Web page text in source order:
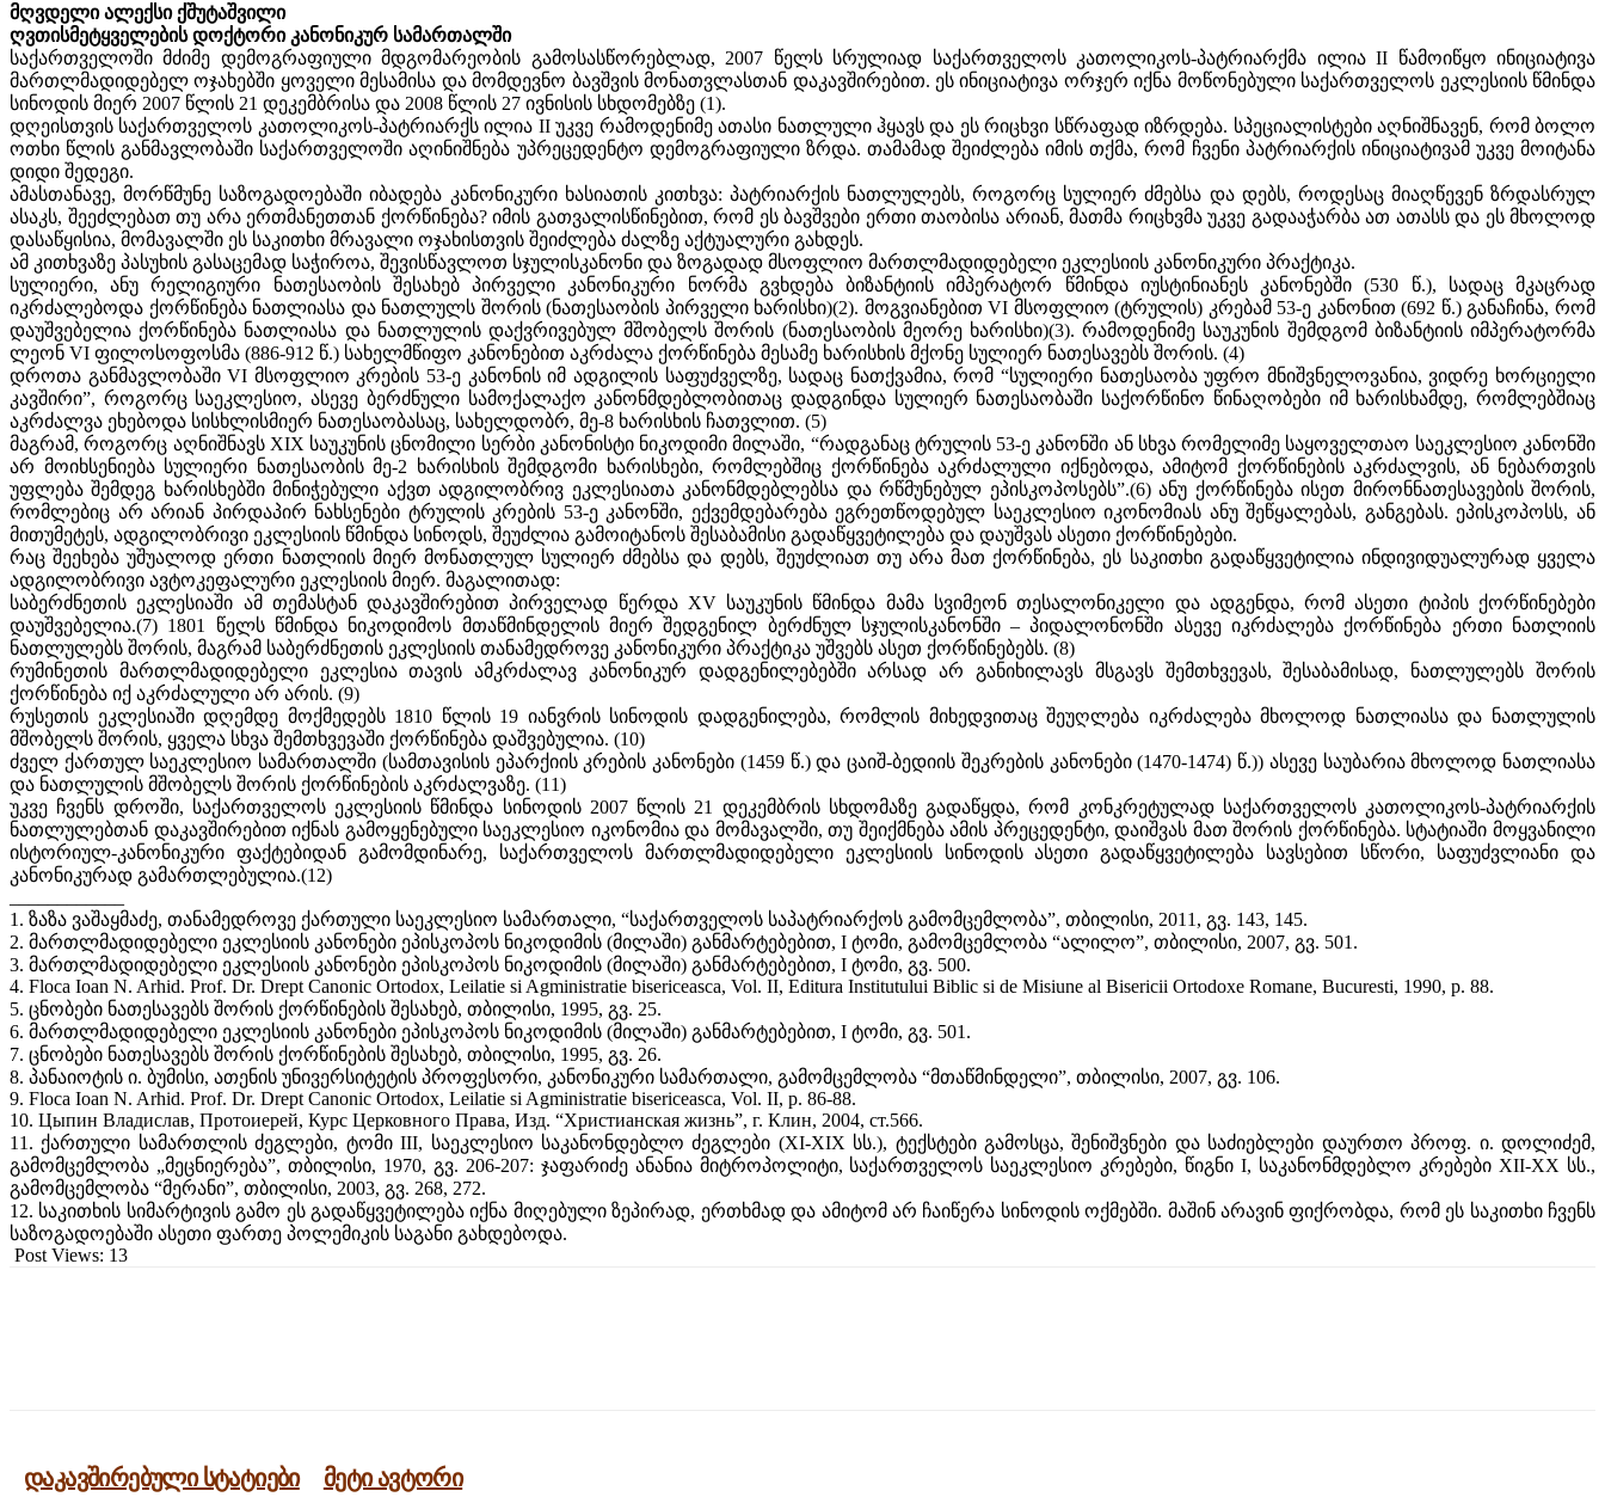
მღვდელი ალექსი ქშუტაშვილი
ღვთისმეტყველების დოქტორი კანონიკურ სამართალში
საქართველოში მძიმე დემოგრაფიული მდგომარეობის გამოსასწორებლად, 2007 წელს სრულიად საქართველოს კათოლიკოს-პატრიარქმა ილია II წამოიწყო ინიციატივა
მართლმადიდებელ ოჯახებში ყოველი მესამისა და მომდევნო ბავშვის მონათვლასთან დაკავშირებით. ეს ინიციატივა ორჯერ იქნა მოწონებული საქართველოს ეკლესიის წმინდა
სინოდის მიერ 2007 წლის 21 დეკემბრისა და 2008 წლის 27 ივნისის სხდომებზე (1).
დღეისთვის საქართველოს კათოლიკოს-პატრიარქს ილია II უკვე რამოდენიმე ათასი ნათლული ჰყავს და ეს რიცხვი სწრაფად იზრდება. სპეციალისტები აღნიშნავენ, რომ ბოლო
ოთხი წლის განმავლობაში საქართველოში აღინიშნება უპრეცედენტო დემოგრაფიული ზრდა. თამამად შეიძლება იმის თქმა, რომ ჩვენი პატრიარქის ინიციატივამ უკვე მოიტანა
დიდი შედეგი.
ამასთანავე, მორწმუნე საზოგადოებაში იბადება კანონიკური ხასიათის კითხვა: პატრიარქის ნათლულებს, როგორც სულიერ ძმებსა და დებს, როდესაც მიაღწევენ ზრდასრულ
ასაკს, შეეძლებათ თუ არა ერთმანეთთან ქორწინება? იმის გათვალისწინებით, რომ ეს ბავშვები ერთი თაობისა არიან, მათმა რიცხვმა უკვე გადააჭარბა ათ ათასს და ეს მხოლოდ
დასაწყისია, მომავალში ეს საკითხი მრავალი ოჯახისთვის შეიძლება ძალზე აქტუალური გახდეს.
ამ კითხვაზე პასუხის გასაცემად საჭიროა, შევისწავლოთ სჯულისკანონი და ზოგადად მსოფლიო მართლმადიდებელი ეკლესიის კანონიკური პრაქტიკა.
სულიერი, ანუ რელიგიური ნათესაობის შესახებ პირველი კანონიკური ნორმა გვხდება ბიზანტიის იმპერატორ წმინდა იუსტინიანეს კანონებში (530 წ.), სადაც მკაცრად
იკრძალებოდა ქორწინება ნათლიასა და ნათლულს შორის (ნათესაობის პირველი ხარისხი)(2). მოგვიანებით VI მსოფლიო (ტრულის) კრებამ 53-ე კანონით (692 წ.) განაჩინა, რომ
დაუშვებელია ქორწინება ნათლიასა და ნათლულის დაქვრივებულ მშობელს შორის (ნათესაობის მეორე ხარისხი)(3). რამოდენიმე საუკუნის შემდგომ ბიზანტიის იმპერატორმა
ლეონ VI ფილოსოფოსმა (886-912 წ.) სახელმწიფო კანონებით აკრძალა ქორწინება მესამე ხარისხის მქონე სულიერ ნათესავებს შორის. (4)
დროთა განმავლობაში VI მსოფლიო კრების 53-ე კანონის იმ ადგილის საფუძველზე, სადაც ნათქვამია, რომ “სულიერი ნათესაობა უფრო მნიშვნელოვანია, ვიდრე ხორციელი
კავშირი”, როგორც საეკლესიო, ასევე ბერძნული სამოქალაქო კანონმდებლობითაც დადგინდა სულიერ ნათესაობაში საქორწინო წინაღობები იმ ხარისხამდე, რომლებშიაც
აკრძალვა ეხებოდა სისხლისმიერ ნათესაობასაც, სახელდობრ, მე-8 ხარისხის ჩათვლით. (5)
მაგრამ, როგორც აღნიშნავს XIX საუკუნის ცნომილი სერბი კანონისტი ნიკოდიმი მილაში, “რადგანაც ტრულის 53-ე კანონში ან სხვა რომელიმე საყოველთაო საეკლესიო კანონში
არ მოიხსენიება სულიერი ნათესაობის მე-2 ხარისხის შემდგომი ხარისხები, რომლებშიც ქორწინება აკრძალული იქნებოდა, ამიტომ ქორწინების აკრძალვის, ან ნებართვის
უფლება შემდეგ ხარისხებში მინიჭებული აქვთ ადგილობრივ ეკლესიათა კანონმდებლებსა და რწმუნებულ ეპისკოპოსებს”.(6) ანუ ქორწინება ისეთ მირონნათესავების შორის,
რომლებიც არ არიან პირდაპირ ნახსენები ტრულის კრების 53-ე კანონში, ექვემდებარება ეგრეთწოდებულ საეკლესიო იკონომიას ანუ შეწყალებას, განგებას. ეპისკოპოსს, ან
მითუმეტეს, ადგილობრივი ეკლესიის წმინდა სინოდს, შეუძლია გამოიტანოს შესაბამისი გადაწყვეტილება და დაუშვას ასეთი ქორწინებები.
რაც შეეხება უშუალოდ ერთი ნათლიის მიერ მონათლულ სულიერ ძმებსა და დებს, შეუძლიათ თუ არა მათ ქორწინება, ეს საკითხი გადაწყვეტილია ინდივიდუალურად ყველა
ადგილობრივი ავტოკეფალური ეკლესიის მიერ. მაგალითად:
საბერძნეთის ეკლესიაში ამ თემასტან დაკავშირებით პირველად წერდა XV საუკუნის წმინდა მამა სვიმეონ თესალონიკელი და ადგენდა, რომ ასეთი ტიპის ქორწინებები
დაუშვებელია.(7) 1801 წელს წმინდა ნიკოდიმოს მთაწმინდელის მიერ შედგენილ ბერძნულ სჯულისკანონში – პიდალონონში ასევე იკრძალება ქორწინება ერთი ნათლიის
ნათლულებს შორის, მაგრამ საბერძნეთის ეკლესიის თანამედროვე კანონიკური პრაქტიკა უშვებს ასეთ ქორწინებებს. (8)
რუმინეთის მართლმადიდებელი ეკლესია თავის ამკრძალავ კანონიკურ დადგენილებებში არსად არ განიხილავს მსგავს შემთხვევას, შესაბამისად, ნათლულებს შორის
ქორწინება იქ აკრძალული არ არის. (9)
რუსეთის ეკლესიაში დღემდე მოქმედებს 1810 წლის 19 იანვრის სინოდის დადგენილება, რომლის მიხედვითაც შეუღლება იკრძალება მხოლოდ ნათლიასა და ნათლულის
მშობელს შორის, ყველა სხვა შემთხვევაში ქორწინება დაშვებულია. (10)
ძველ ქართულ საეკლესიო სამართალში (სამთავისის ეპარქიის კრების კანონები (1459 წ.) და ცაიშ-ბედიის შეკრების კანონები (1470-1474) წ.)) ასევე საუბარია მხოლოდ ნათლიასა
და ნათლულის მშობელს შორის ქორწინების აკრძალვაზე. (11)
უკვე ჩვენს დროში, საქართველოს ეკლესიის წმინდა სინოდის 2007 წლის 21 დეკემბრის სხდომაზე გადაწყდა, რომ კონკრეტულად საქართველოს კათოლიკოს-პატრიარქის
ნათლულებთან დაკავშირებით იქნას გამოყენებული საეკლესიო იკონომია და მომავალში, თუ შეიქმნება ამის პრეცედენტი, დაიშვას მათ შორის ქორწინება. სტატიაში მოყვანილი
ისტორიულ-კანონიკური ფაქტებიდან გამომდინარე, საქართველოს მართლმადიდებელი ეკლესიის სინოდის ასეთი გადაწყვეტილება სავსებით სწორი, საფუძვლიანი და
კანონიკურად გამართლებულია.(12)
1. ზაზა ვაშაყმაძე, თანამედროვე ქართული საეკლესიო სამართალი, “საქართველოს საპატრიარქოს გამომცემლობა”, თბილისი, 2011, გვ. 143, 145.
2. მართლმადიდებელი ეკლესიის კანონები ეპისკოპოს ნიკოდიმის (მილაში) განმარტებებით, I ტომი, გამომცემლობა “ალილო”, თბილისი, 2007, გვ. 501.
3. მართლმადიდებელი ეკლესიის კანონები ეპისკოპოს ნიკოდიმის (მილაში) განმარტებებით, I ტომი, გვ. 500.
4. Floca Ioan N. Arhid. Prof. Dr. Drept Canonic Ortodox, Leilatie si Agministratie bisericeasca, Vol. II, Editura Institutului Biblic si de Misiune al Bisericii Ortodoxe Romane, Bucuresti, 1990, p. 88.
5. ცნობები ნათესავებს შორის ქორწინების შესახებ, თბილისი, 1995, გვ. 25.
6. მართლმადიდებელი ეკლესიის კანონები ეპისკოპოს ნიკოდიმის (მილაში) განმარტებებით, I ტომი, გვ. 501.
7. ცნობები ნათესავებს შორის ქორწინების შესახებ, თბილისი, 1995, გვ. 26.
8. პანაიოტის ი. ბუმისი, ათენის უნივერსიტეტის პროფესორი, კანონიკური სამართალი, გამომცემლობა “მთაწმინდელი”, თბილისი, 2007, გვ. 106.
9. Floca Ioan N. Arhid. Prof. Dr. Drept Canonic Ortodox, Leilatie si Agministratie bisericeasca, Vol. II, p. 86-88.
10. Цыпин Владислав, Протоиерей, Курс Церковного Права, Изд. “Христианская жизнь”, г. Клин, 2004, ст.566.
11. ქართული სამართლის ძეგლები, ტომი III, საეკლესიო საკანონდებლო ძეგლები (XI-XIX სს.), ტექსტები გამოსცა, შენიშვნები და საძიებლები დაურთო პროფ. ი. დოლიძემ,
გამომცემლობა „მეცნიერება”, თბილისი, 1970, გვ. 206-207: ჯაფარიძე ანანია მიტროპოლიტი, საქართველოს საეკლესიო კრებები, წიგნი I, საკანონმდებლო კრებები XII-XX სს.,
გამომცემლობა “მერანი”, თბილისი, 2003, გვ. 268, 272.
12. საკითხის სიმარტივის გამო ეს გადაწყვეტილება იქნა მიღებული ზეპირად, ერთხმად და ამიტომ არ ჩაიწერა სინოდის ოქმებში. მაშინ არავინ ფიქრობდა, რომ ეს საკითხი ჩვენს
საზოგადოებაში ასეთი ფართე პოლემიკის საგანი გახდებოდა.
Post Views: 13
დაკავშირებული სტატიები მეტი ავტორი